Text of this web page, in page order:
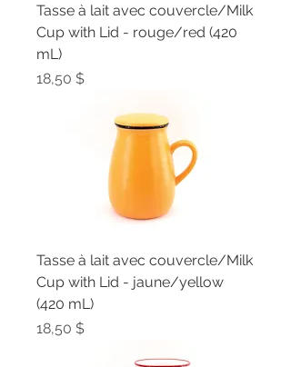
Tasse à lait avec couvercle/Milk
Cup with Lid - rouge/red (420
mL)
Prix
18,50 $
Tasse à lait avec couvercle/Milk
Cup with Lid - jaune/yellow
(420 mL)
Prix
18,50 $